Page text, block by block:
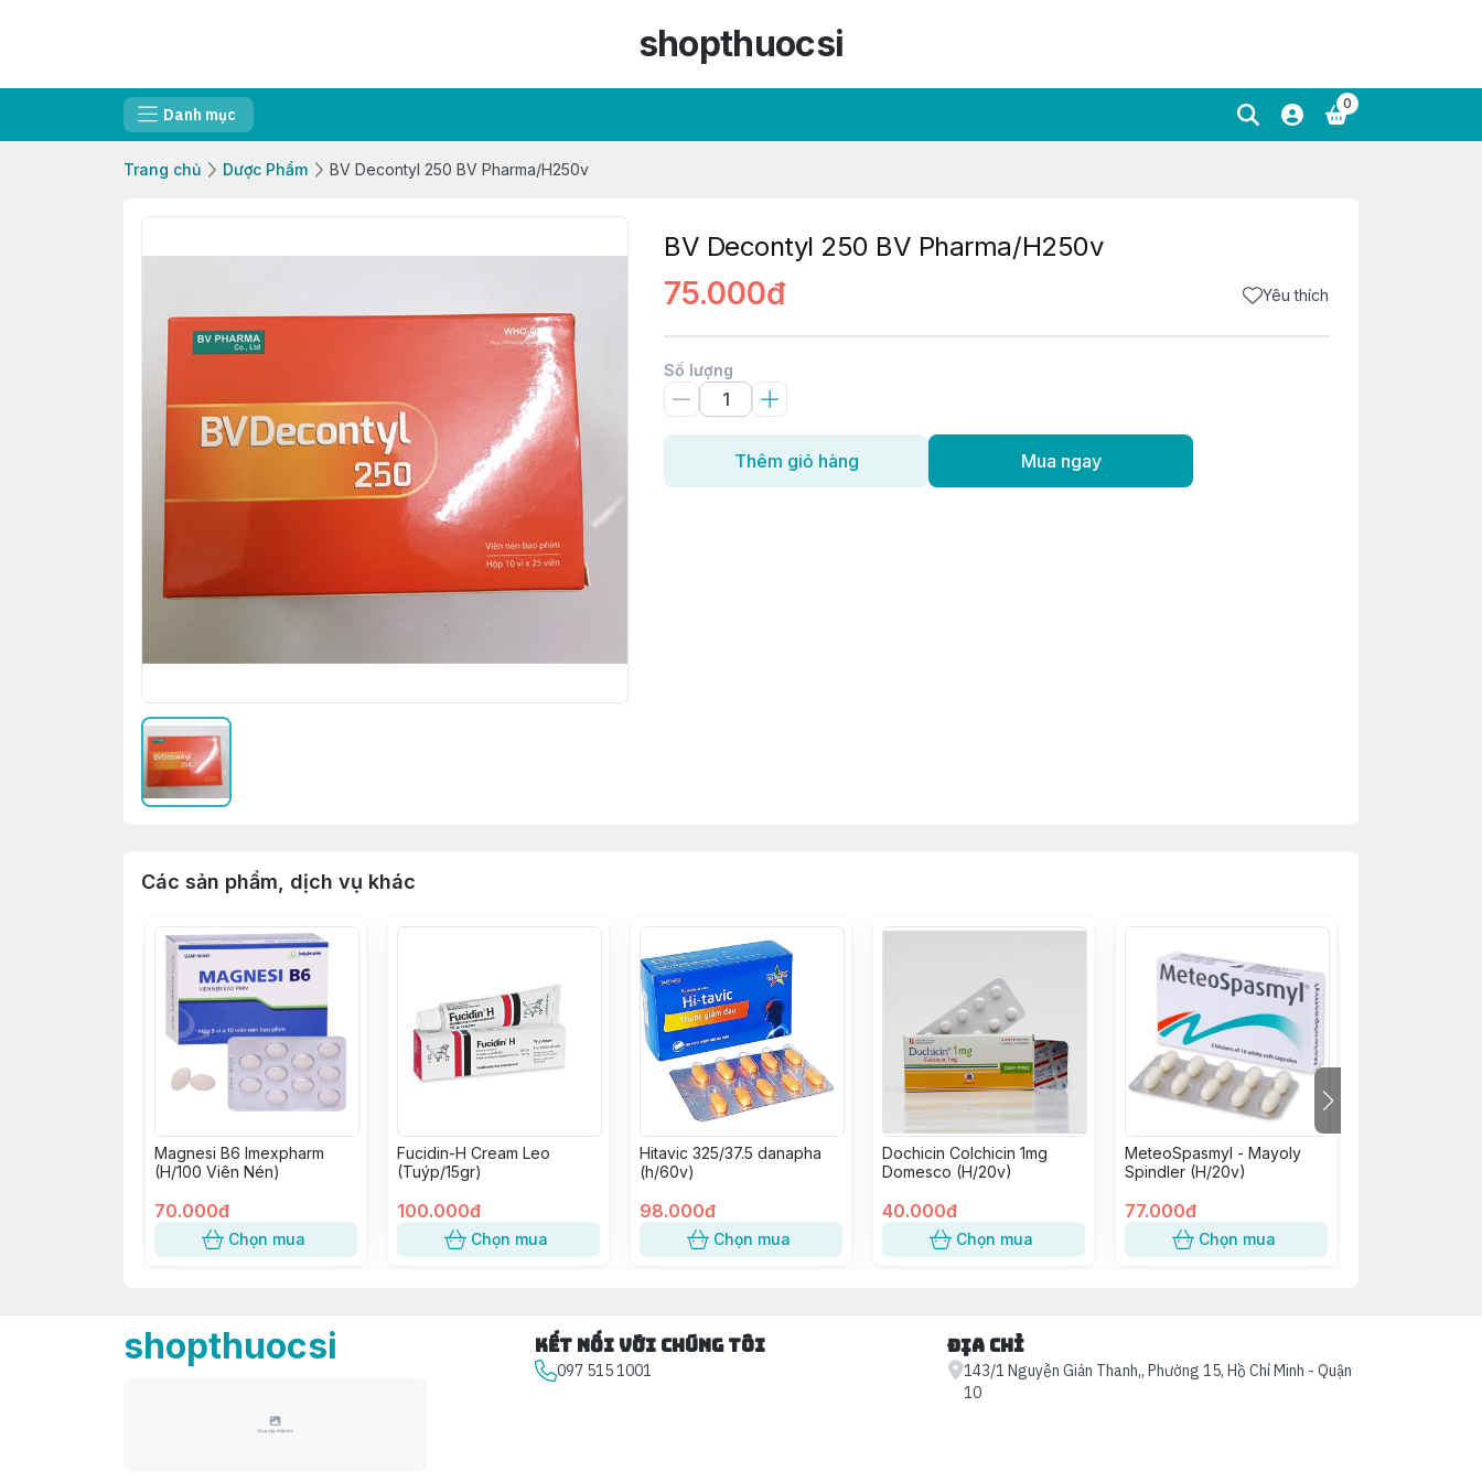
shopthuocsi
Danh mục
0
Trang chủ Dược Phẩm BV Decontyl 250 BV Pharma/H250v
BV Decontyl 250 BV Pharma/H250v
75.000đ Yêu thích
Số lượng
Thêm giỏ hàng Mua ngay
Các sản phẩm, dịch vụ khác
Magnesi B6 Imexpharm
(H/100 Viên Nén)
70.000đ
Chọn mua
Fucidin-H Cream Leo
(Tuýp/15gr)
100.000đ
Chọn mua
Hitavic 325/37.5 danapha
(h/60v)
98.000đ
Chọn mua
Dochicin Colchicin 1mg
Domesco (H/20v)
40.000đ
Chọn mua
MeteoSpasmyl - Mayoly
Spindler (H/20v)
77.000đ
Chọn mua
shopthuocsi Kết nối với chúng tôi
097 515 1001
Địa chỉ
143/1 Nguyễn Giản Thanh,, Phường 15, Hồ Chí Minh - Quận
10